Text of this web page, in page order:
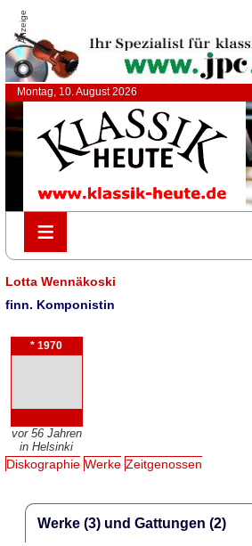
Anzeige
Montag, 10. August 2026
≡
≡
Lotta Wennäkoski
finn. Komponistin
* 1970
vor 56 Jahren
in Helsinki
Diskographie Werke Zeitgenossen
Werke (3) und Gattungen (2)